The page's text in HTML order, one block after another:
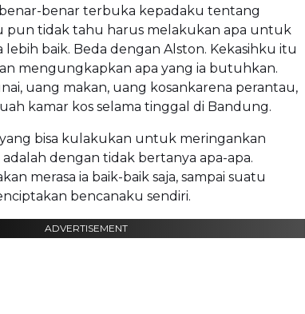
benar terbuka kepadaku tentang
pun tidak tahu harus melakukan apa untuk
baik. Beda dengan Alston. Kekasihku itu
mengungkapkan apa yang ia butuhkan.
uang makan, uang kosankarena perantau,
kamar kos selama tinggal di Bandung.
bisa kulakukan untuk meringankan
dengan tidak bertanya apa-apa.
merasa ia baik-baik saja, sampai suatu
bencanaku sendiri.
ADVERTISEMENT